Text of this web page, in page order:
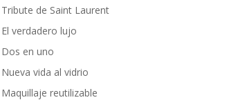
Tribute de Saint Laurent
El verdadero lujo
Dos en uno
Nueva vida al vidrio
Maquillaje reutilizable